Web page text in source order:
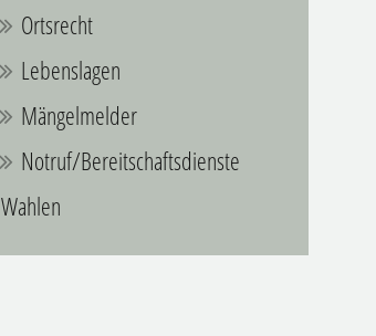
Ortsrecht
Lebenslagen
Mängelmelder
Notruf/Bereitschaftsdienste
Wahlen